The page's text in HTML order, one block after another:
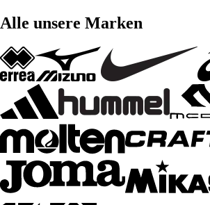
Alle unsere Marken